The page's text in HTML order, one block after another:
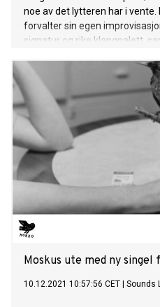
noe av det lytteren har i vente.
forvalter sin egen
signatur og rike klangpalett,
Moskus ute med ny
10.12.2021 10:57:56 CET Sounds